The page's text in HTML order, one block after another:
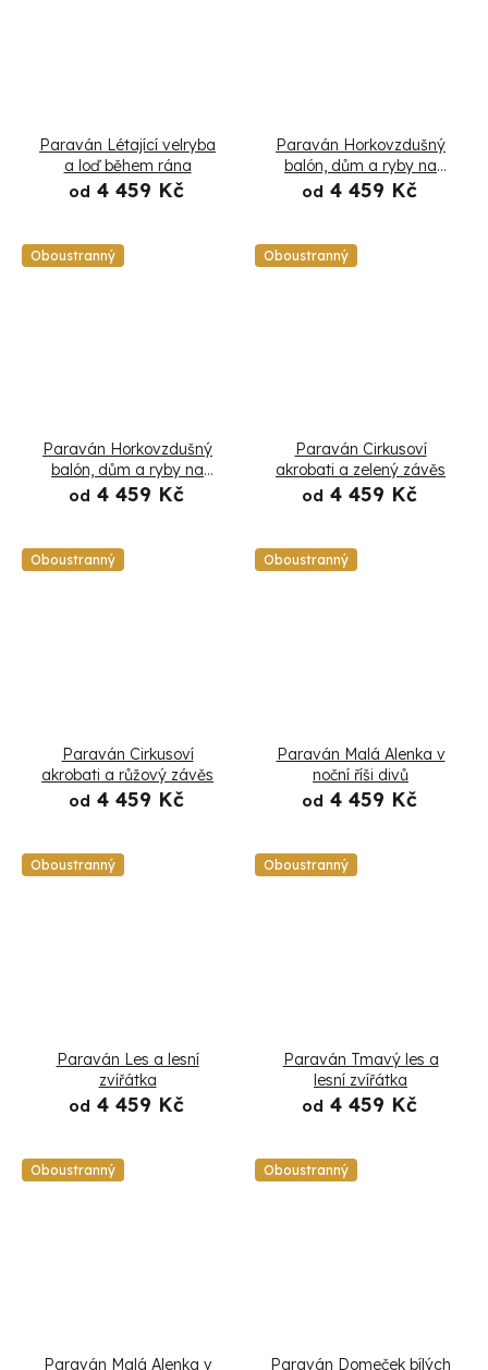
Paraván Létající velryba
a loď během rána
od 4 459 Kč
Paraván Horkovzdušný
balón, dům a ryby na
modré obloze
od 4 459 Kč
Oboustranný
Paraván Horkovzdušný
balón, dům a ryby na
zatažené obloze
od 4 459 Kč
Oboustranný
Paraván Cirkusoví
akrobati a zelený závěs
od 4 459 Kč
Oboustranný
Paraván Cirkusoví
akrobati a růžový závěs
od 4 459 Kč
Oboustranný
Paraván Malá Alenka v
noční říši divů
od 4 459 Kč
Oboustranný
Paraván Les a lesní
zvířátka
od 4 459 Kč
Oboustranný
Paraván Tmavý les a
lesní zvířátka
od 4 459 Kč
Oboustranný
Paraván Malá Alenka v
Oboustranný
Paraván Domeček bílých